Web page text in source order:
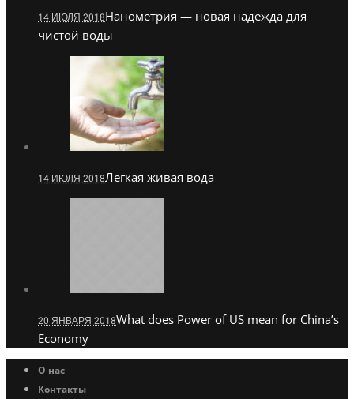
14 ИЮЛЯ 2018Нанометрия — новая надежда для
чистой воды
14 ИЮЛЯ 2018Легкая живая вода
20 ЯНВАРЯ 2018What does Power of US mean for China’s
Economy
О нас
Контакты